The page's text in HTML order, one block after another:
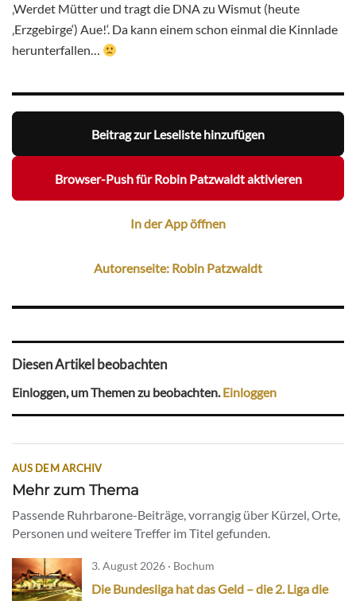
‚Werdet Mütter und tragt die DNA zu Wismut (heute
‚Erzgebirge‘) Aue!‘. Da kann einem schon einmal die Kinnlade
herunterfallen…
Beitrag zur Leseliste hinzufügen
Browser-Push für Robin Patzwaldt aktivieren
In der App öffnen
Autorenseite: Robin Patzwaldt
Diesen Artikel beobachten
Einloggen, um Themen zu beobachten.Einloggen
AUS DEM ARCHIV
Mehr zum Thema
Passende Ruhrbarone-Beiträge, vorrangig über Kürzel, Orte,
Personen und weitere Treffer im Titel gefunden.
3. August 2026 · Bochum
Die Bundesliga hat das Geld – die 2. Liga die